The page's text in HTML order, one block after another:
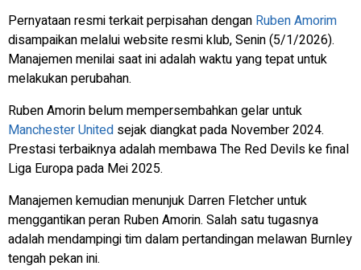
Pernyataan resmi terkait perpisahan dengan Ruben Amorim
disampaikan melalui website resmi klub, Senin (5/1/2026).
Manajemen menilai saat ini adalah waktu yang tepat untuk
melakukan perubahan.
Ruben Amorin belum mempersembahkan gelar untuk
Manchester United sejak diangkat pada November 2024.
Prestasi terbaiknya adalah membawa The Red Devils ke final
Liga Europa pada Mei 2025.
Manajemen kemudian menunjuk Darren Fletcher untuk
menggantikan peran Ruben Amorin. Salah satu tugasnya
adalah mendampingi tim dalam pertandingan melawan Burnley
tengah pekan ini.